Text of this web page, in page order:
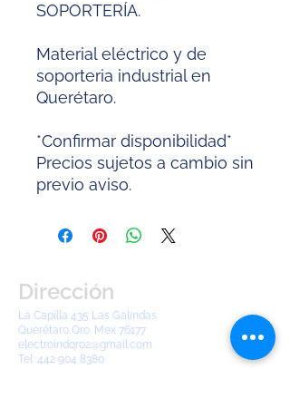
SOPORTERÍA.
Material eléctrico y de
soporteria industrial en
Querétaro.
*Confirmar disponibilidad*
Precios sujetos a cambio sin
previo aviso.
Dirección
La Capilla 435 Las Galindas
Querétaro,Qro. Mex 76177
electroindqro2@gmail.com
Tel: 442 904 8380